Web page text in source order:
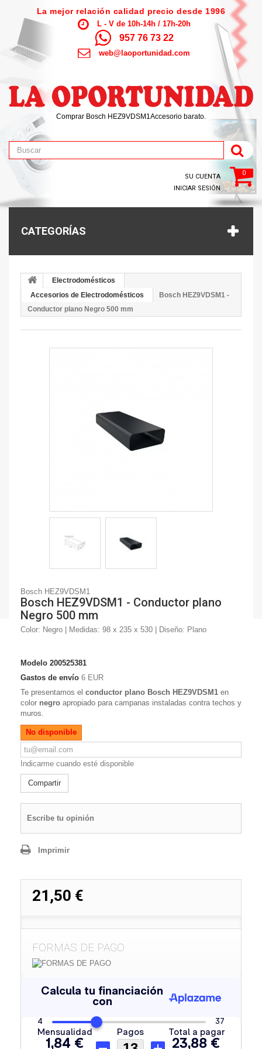
La mejor relación calidad precio desde 1996
L - V de 10h-14h / 17h-20h
957 76 73 22
web@laoportunidad.com
Comprar Bosch HEZ9VDSM1Accesorio barato.
0
SU CUENTA
INICIAR SESIÓN
CATEGORÍAS
Electrodomésticos
Accesorios de Electrodomésticos
Bosch HEZ9VDSM1 -
Conductor plano Negro 500 mm
Bosch HEZ9VDSM1
Bosch HEZ9VDSM1 - Conductor plano
Negro 500 mm
Color: Negro | Medidas: 98 x 235 x 530 | Diseño: Plano
Modelo 200525381
Gastos de envío 6 EUR
Te presentamos el conductor plano Bosch HEZ9VDSM1 en
color negro apropiado para campanas instaladas contra techos y
muros.
No disponible
Indicarme cuando esté disponible
Compartir
Escribe tu opinión
Imprimir
21,50 €
FORMAS DE PAGO